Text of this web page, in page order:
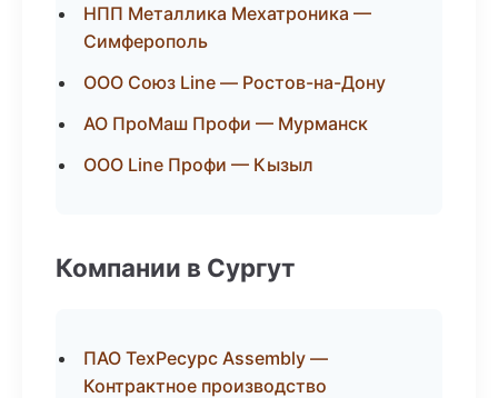
НПП Металлика Мехатроника —
Симферополь
ООО Союз Line — Ростов-на-Дону
АО ПроМаш Профи — Мурманск
ООО Line Профи — Кызыл
Компании в Сургут
ПАО ТехРесурс Assembly —
Контрактное производство